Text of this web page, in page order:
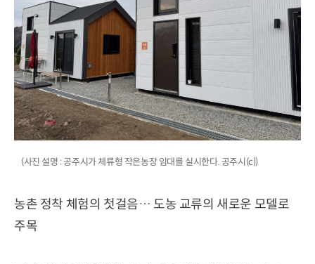
(사진 설명 : 공주시가 체류형 작은농장 임대를 실시한다. 공주시(c))
농촌 정착 체험의 첫걸음… 도농 교류의 새로운 모델로
주목